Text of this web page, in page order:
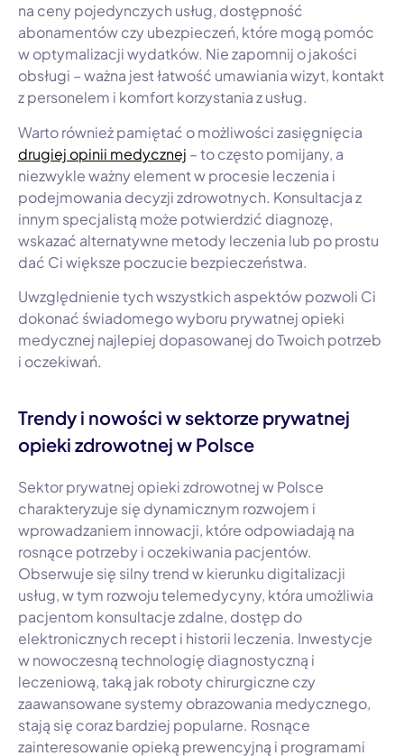
na ceny pojedynczych usług, dostępność
abonamentów czy ubezpieczeń, które mogą pomóc
w optymalizacji wydatków. Nie zapomnij o jakości
obsługi – ważna jest łatwość umawiania wizyt, kontakt
z personelem i komfort korzystania z usług.
Warto również pamiętać o możliwości zasięgnięcia
drugiej opinii medycznej – to często pomijany, a
niezwykle ważny element w procesie leczenia i
podejmowania decyzji zdrowotnych. Konsultacja z
innym specjalistą może potwierdzić diagnozę,
wskazać alternatywne metody leczenia lub po prostu
dać Ci większe poczucie bezpieczeństwa.
Uwzględnienie tych wszystkich aspektów pozwoli Ci
dokonać świadomego wyboru prywatnej opieki
medycznej najlepiej dopasowanej do Twoich potrzeb
i oczekiwań.
Trendy i nowości w sektorze prywatnej
opieki zdrowotnej w Polsce
Sektor prywatnej opieki zdrowotnej w Polsce
charakteryzuje się dynamicznym rozwojem i
wprowadzaniem innowacji, które odpowiadają na
rosnące potrzeby i oczekiwania pacjentów.
Obserwuje się silny trend w kierunku digitalizacji
usług, w tym rozwoju telemedycyny, która umożliwia
pacjentom konsultacje zdalne, dostęp do
elektronicznych recept i historii leczenia. Inwestycje
w nowoczesną technologię diagnostyczną i
leczeniową, taką jak roboty chirurgiczne czy
zaawansowane systemy obrazowania medycznego,
stają się coraz bardziej popularne. Rosnące
zainteresowanie opieką prewencyjną i programami